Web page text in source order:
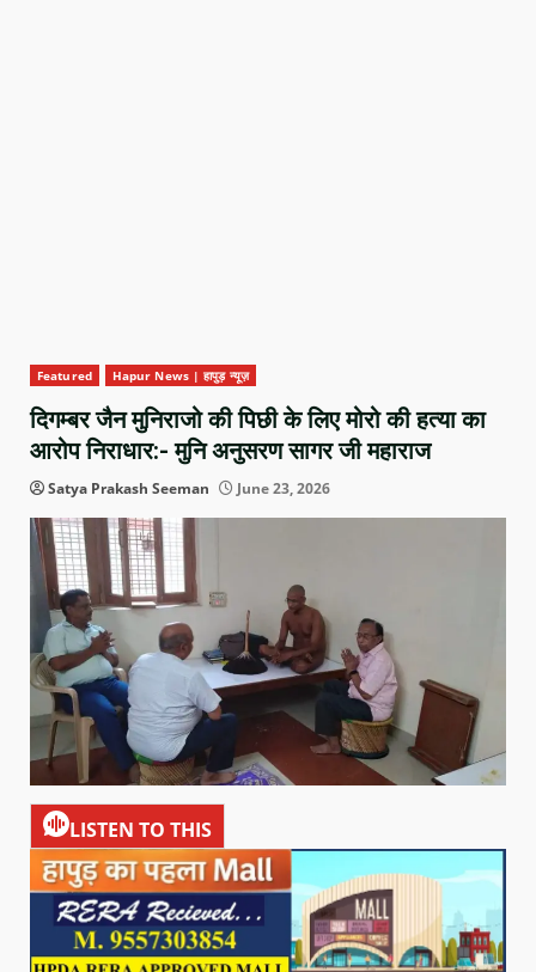
Featured Hapur News | हापुड़ न्यूज़
दिगम्बर जैन मुनिराजो की पिछी के लिए मोरो की हत्या का
आरोप निराधार:- मुनि अनुसरण सागर जी महाराज
Satya Prakash Seeman June 23, 2026
LISTEN TO THIS